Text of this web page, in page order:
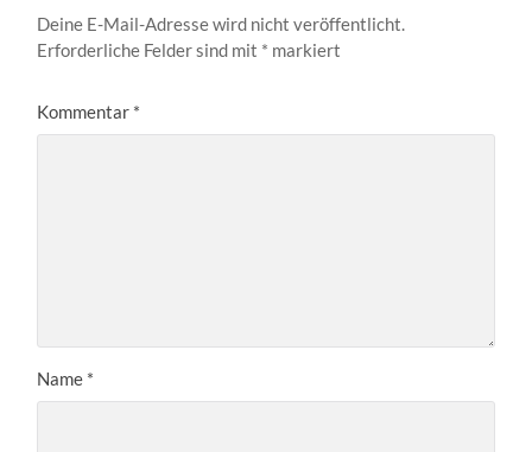
Deine E-Mail-Adresse wird nicht veröffentlicht.
Erforderliche Felder sind mit * markiert
Kommentar *
Name *